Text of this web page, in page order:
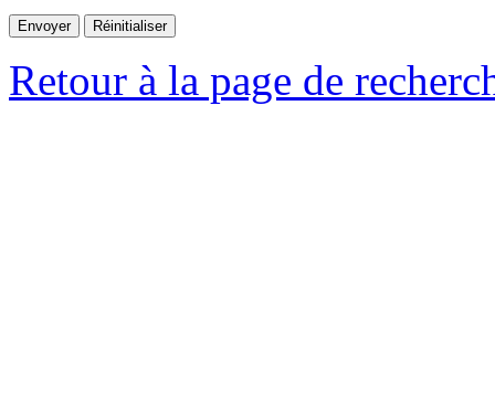
Retour à la page de